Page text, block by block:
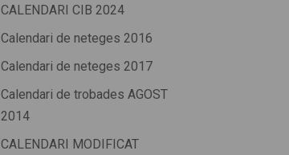
CALENDARI CIB 2024
Calendari de neteges 2016
Calendari de neteges 2017
Calendari de trobades AGOST
2014
CALENDARI MODIFICAT